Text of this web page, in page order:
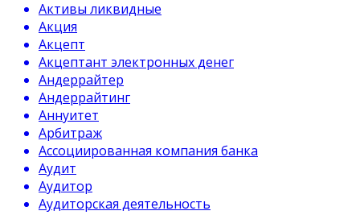
Активы ликвидные
Акция
Акцепт
Акцептант электронных денег
Андеррайтер
Андеррайтинг
Аннуитет
Арбитраж
Ассоциированная компания банка
Аудит
Аудитор
Аудиторская деятельность